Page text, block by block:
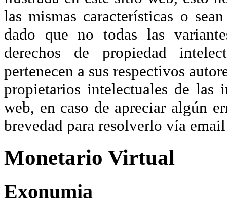
las mismas características o
dado que no todas las
derechos de propiedad
pertenecen a sus respectivos
propietarios intelectuales de las
web, en caso de apreciar algún
brevedad para resolverlo vía
Monetario Virtual
Exonumia